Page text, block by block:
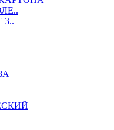
3..